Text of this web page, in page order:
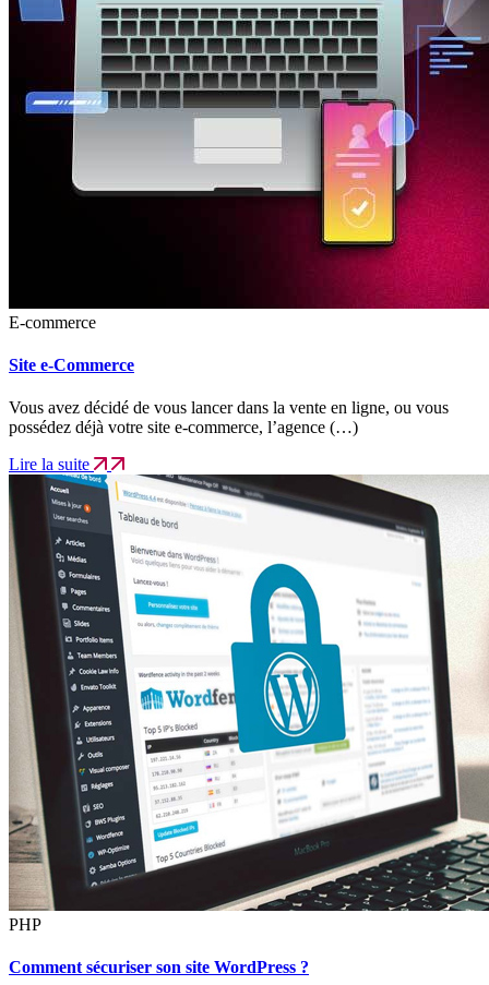
E-commerce
Site e-Commerce
Vous avez décidé de vous lancer dans la vente en ligne, ou vous
possédez déjà votre site e-commerce, l’agence (…)
Lire la suite
PHP
Comment sécuriser son site WordPress ?